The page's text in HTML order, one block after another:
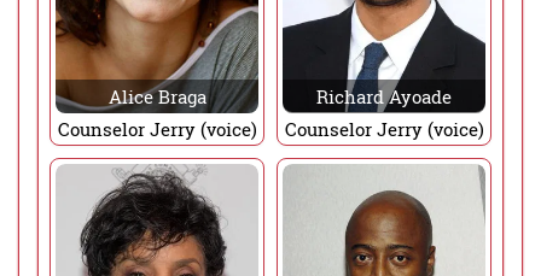
Alice Braga
Counselor Jerry (voice)
Richard Ayoade
Counselor Jerry (voice)